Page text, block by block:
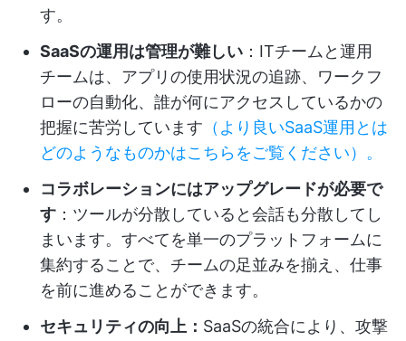
す。
SaaSの運用は管理が難しい ：ITチームと運用
チームは、アプリの使用状況の追跡、ワークフ
ローの自動化、誰が何にアクセスしているかの
把握に苦労しています （より良いSaaS運用とは
どのようなものかはこちらをご覧ください）。
コラボレーションにはアップグレードが必要で
す ：ツールが分散していると会話も分散してし
まいます。すべてを単一のプラットフォームに
集約することで、チームの足並みを揃え、仕事
を前に進めることができます。
セキュリティの向上： SaaSの統合により、攻撃